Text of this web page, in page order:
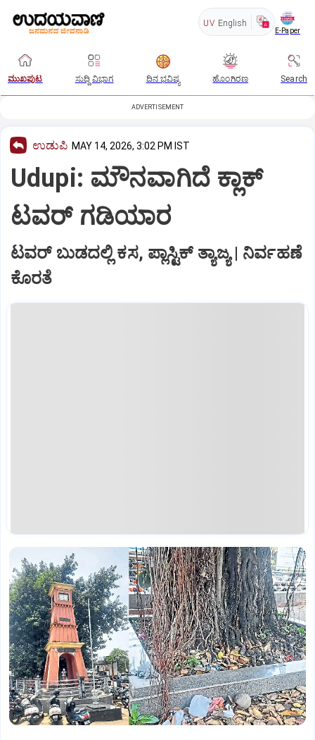
UV English
E-Paper
ಮುಖಪುಟ ಸುದ್ದಿ ವಿಭಾಗ ದಿನ ಭವಿಷ್ಯ ಹೊಂಗಿರಣ Search
ADVERTISEMENT
ಉಡುಪಿ MAY 14, 2026, 3:02 PM IST
Udupi: ಮೌನವಾಗಿದೆ ಕ್ಲಾಕ್‌
ಟವರ್‌ ಗಡಿಯಾರ
ಟವರ್‌ ಬುಡದಲ್ಲಿ ಕಸ, ಪ್ಲಾಸ್ಟಿಕ್‌ ತ್ಯಾಜ್ಯ | ನಿರ್ವಹಣೆ
ಕೊರತೆ